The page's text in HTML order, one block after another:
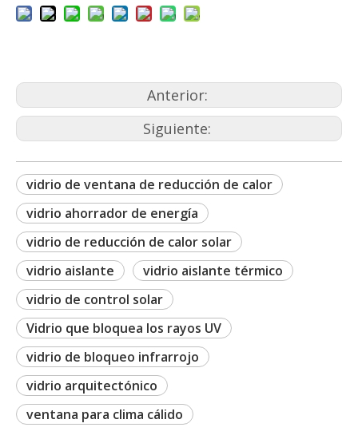
Anterior:
Siguiente:
vidrio de ventana de reducción de calor
vidrio ahorrador de energía
vidrio de reducción de calor solar
vidrio aislante
vidrio aislante térmico
vidrio de control solar
Vidrio que bloquea los rayos UV
vidrio de bloqueo infrarrojo
vidrio arquitectónico
ventana para clima cálido